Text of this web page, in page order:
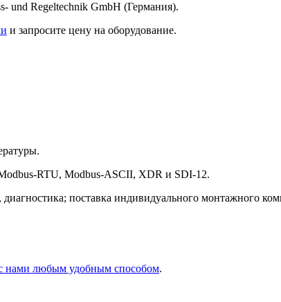
und Regeltechnik GmbH (Германия).
и запросите цену на оборудование.
RTU, Modbus-ASCII, XDR и SDI-12.
поставка индивидуального монтажного
нами любым удобным способом.